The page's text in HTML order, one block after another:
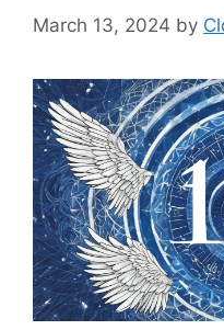
March 13, 2024 by